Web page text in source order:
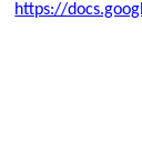
https://